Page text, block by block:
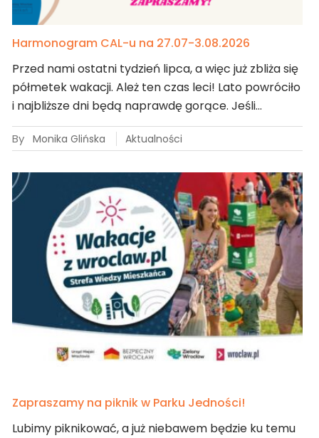
Harmonogram CAL-u na 27.07-3.08.2026
Przed nami ostatni tydzień lipca, a więc już zbliża się
półmetek wakacji. Ależ ten czas leci! Lato powróciło
i najbliższe dni będą naprawdę gorące. Jeśli…
By Monika Glińska Aktualności
Zapraszamy na piknik w Parku Jedności!
Lubimy piknikować, a już niebawem będzie ku temu